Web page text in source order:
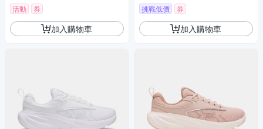
活動 券
加入購物車
挑戰低價 券
加入購物車